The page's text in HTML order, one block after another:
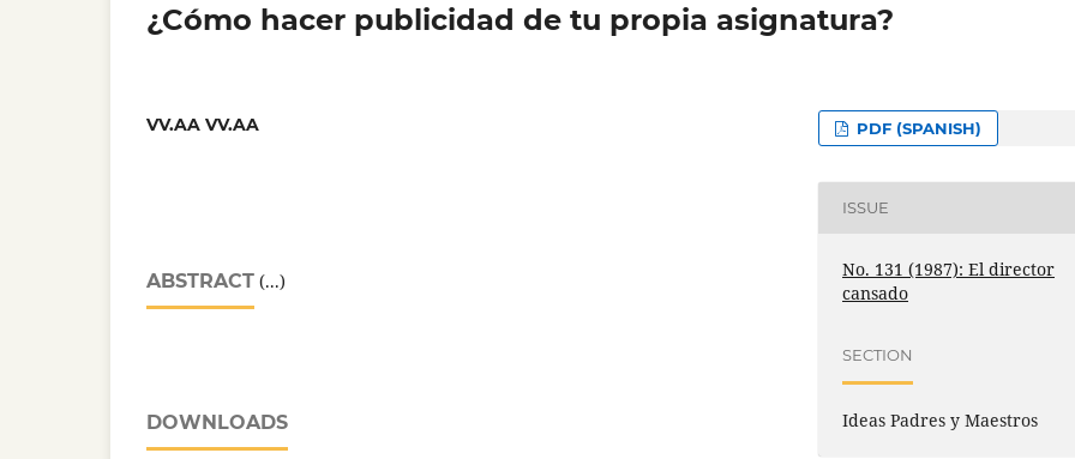
¿Cómo hacer publicidad de tu propia asignatura?
VV.AA VV.AA
ABSTRACT (...)
DOWNLOADS
PDF (SPANISH)
ISSUE
No. 131 (1987): El director
cansado
SECTION
Ideas Padres y Maestros